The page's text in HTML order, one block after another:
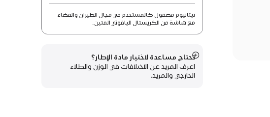
تيتانيوم مصقول كالمستخدم في مجال الطيران والفضاء
مع شاشة من الكريستال الياقوتي المتين.
تحتاج مساعدة لاختيار مادة الإطار؟
اعرف المزيد عن الاختلافات في الوزن والطلاء
الخارجي والمزيد.
عرض
المزيد